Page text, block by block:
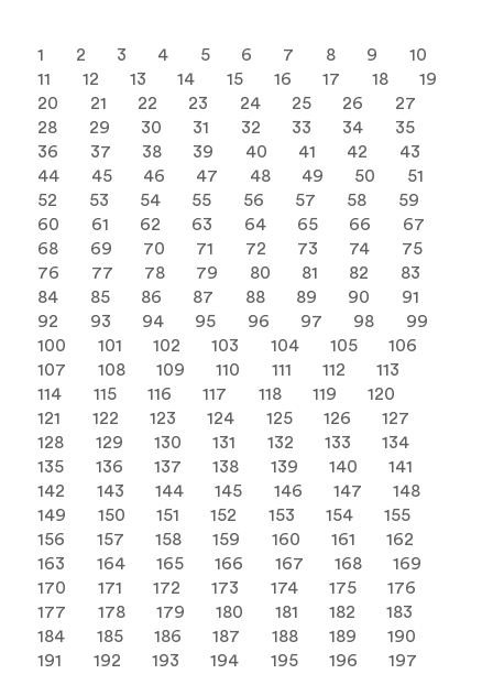
1 2 3 4 5 6 7 8 9
10
11
12 13 14 15 16 17 18
19
20
21 22 23 24 25 26
27
28
29 30 31 32 33 34
35
36
37 38 39 40 41 42
43
44
45 46 47 48 49 50
51
52
53 54 55 56 57 58
59
60
61 62 63 64 65 66
67
68
69 70 71 72 73 74
75
76
77 78 79 80 81 82
83
84
85 86 87 88 89 90
91
92
93 94 95 96 97 98
99
100
101 102 103 104 105
106
107
108 109 110 111 112
113
114
115 116 117 118 119
120
121
122 123 124 125 126
127
128
129 130 131 132 133
134
135
136 137 138 139 140
141
142
143 144 145 146 147
148
149
150 151 152 153 154
155
156
157 158 159 160 161
162
163
164 165 166 167 168
169
170
171 172 173 174 175
176
177
178 179 180 181 182
183
184
185 186 187 188 189
190
191
192 193 194 195 196
197